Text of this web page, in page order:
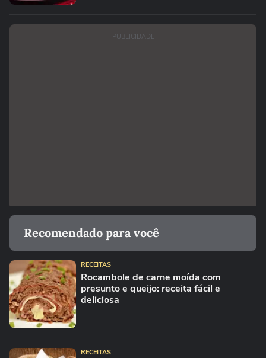
PUBLICIDADE
Recomendado para você
RECEITAS
Rocambole de carne moída com
presunto e queijo: receita fácil e
deliciosa
RECEITAS